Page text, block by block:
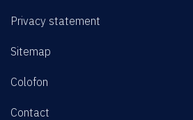
Privacy statement
Sitemap
Colofon
Contact